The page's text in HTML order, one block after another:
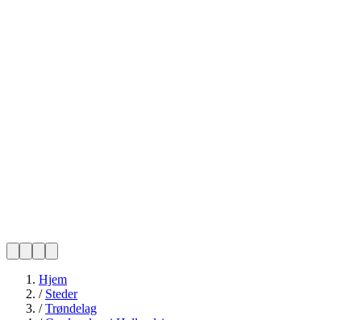
Hjem
/ Steder
/Trøndelag